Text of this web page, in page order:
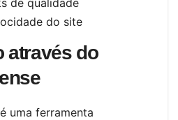
de qualidade
do site
através do
uma ferramenta